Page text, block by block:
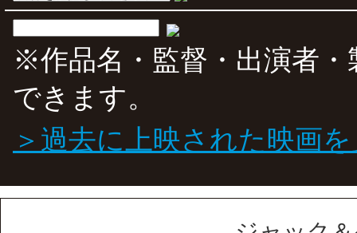
※作品名・監督・出演者
できます。
＞過去に上映された映画